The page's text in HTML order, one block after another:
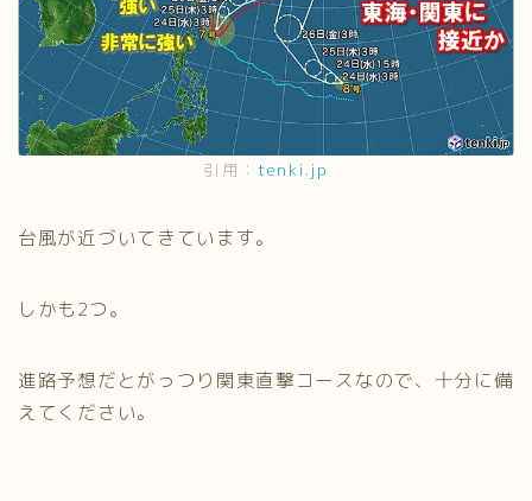
引用： tenki.jp
台風が近づいてきています。
しかも2つ。
進路予想だとがっつり関東直撃コースなので、十分に備
えてください。